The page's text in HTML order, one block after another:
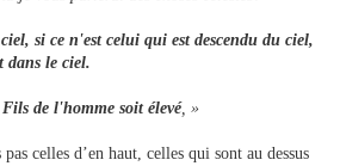
si ce n'est celui qui est descendu du ciel,
dans le ciel.
de l'homme soit élevé, »
celles d’en haut, celles qui sont au dessus